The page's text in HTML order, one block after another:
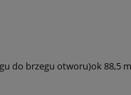
do brzegu otworu)ok 88,5